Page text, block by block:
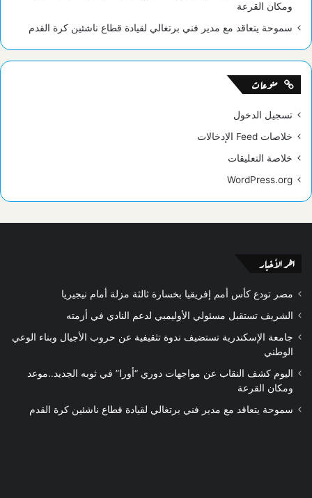
ومكان القرعة
سموحة يتعاقد مع مدير فني برتغالي لقيادة قطاع ناشئين كرة القدم
منوعات
تسجيل الدخول
خلاصات Feed الإدخالات
خلاصة التعليقات
WordPress.org
اخر الأخبار
مصر تودع كأس أمم إفريقيا بخسارة ثالثة مزلة أمام نيجيريا
الشريف تستقبل مسئولي الأوليمبي لدعم النادي في أزمته
جامعة الإسكندرية تستضيف ندوة تثقيفية عن حروب الأجيال وبناء الوعي
الوطني
اليوم كشف النقاب عن مواجهات دوري “أورا” في ثوبه الجديد..موعد
ومكان القرعة
سموحة يتعاقد مع مدير فني برتغالي لقيادة قطاع ناشئين كرة القدم